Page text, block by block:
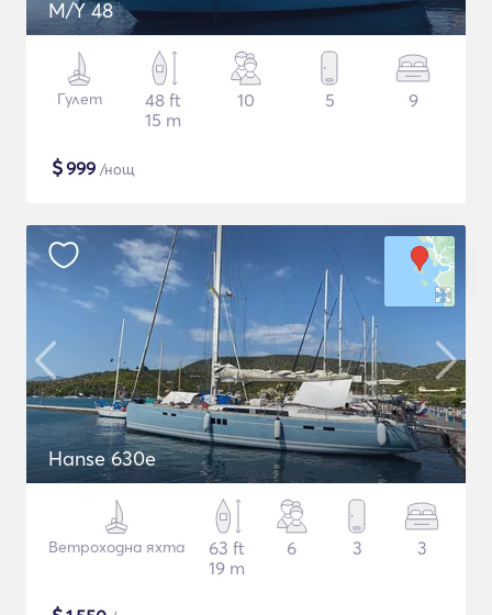
M/Y 48
Гулет
48 ft
15 m
10 5 9
$999 /нощ
Hanse 630e
Ветроходна яхта
63 ft
19 m
6 3 3